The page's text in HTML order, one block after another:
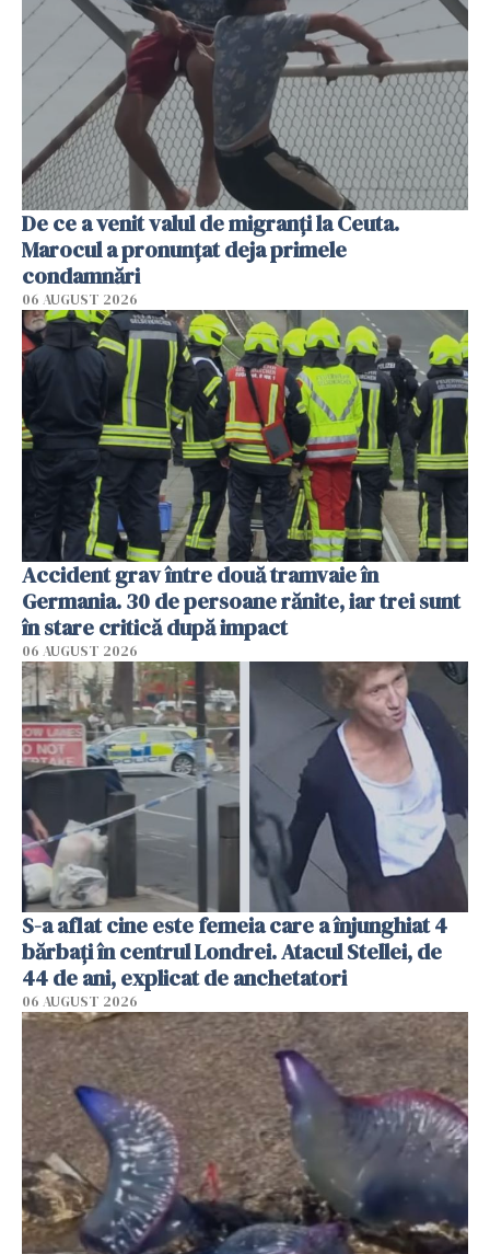
De ce a venit valul de migranți la Ceuta.
Marocul a pronunțat deja primele
condamnări
06 AUGUST 2026
Accident grav între două tramvaie în
Germania. 30 de persoane rănite, iar trei sunt
în stare critică după impact
06 AUGUST 2026
S-a aflat cine este femeia care a înjunghiat 4
bărbați în centrul Londrei. Atacul Stellei, de
44 de ani, explicat de anchetatori
06 AUGUST 2026